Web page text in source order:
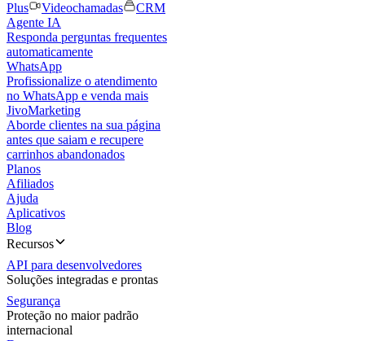
Plus
Videochamadas
CRM
Agente IA
Responda perguntas frequentes
automaticamente
WhatsApp
Profissionalize o atendimento
no WhatsApp e venda mais
JivoMarketing
Aborde clientes na sua página
antes que saiam e recupere
carrinhos abandonados
Planos
Afiliados
Ajuda
Aplicativos
Blog
Recursos
API para desenvolvedores
Soluções integradas e prontas
Segurança
Proteção no maior padrão
internacional